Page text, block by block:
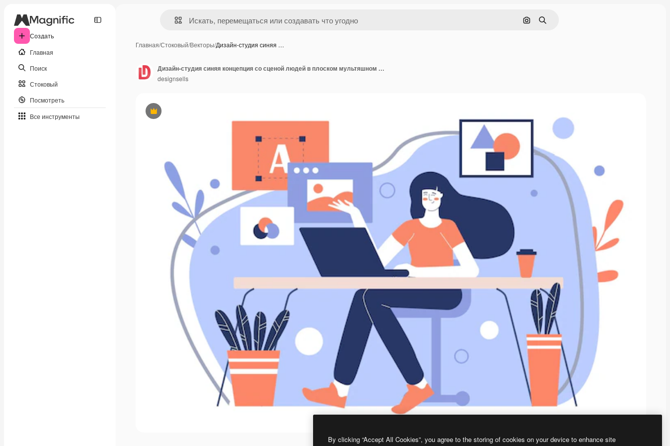
Создать
Главная
Поиск
Стоковый
Посмотреть
Все инструменты
Поиск по изображению
Поиск
Главная/Стоковый/Векторы/Дизайн-студия синяя …
Премиум
Дизайн-студия синяя концепция со сценой людей в плоском мультяшном дизайне Креативный дизайнер работает
designsells
By clicking “Accept All Cookies”, you agree to the storing of cookies on your device to enhance site